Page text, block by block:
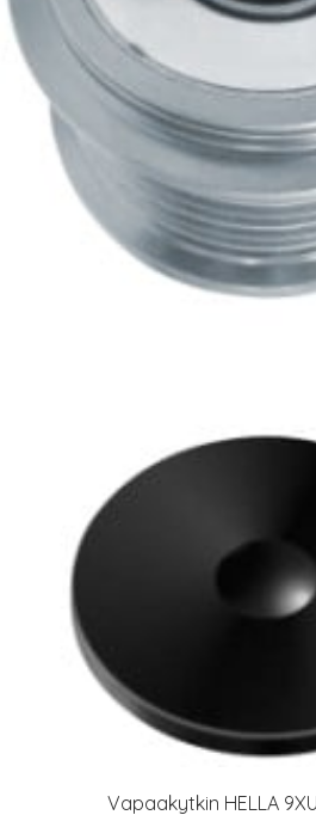
Vapaakytkin HELLA